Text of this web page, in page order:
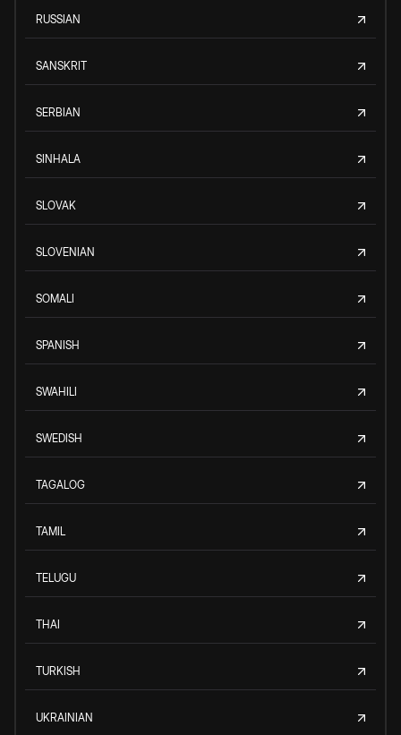
RUSSIAN
SANSKRIT
SERBIAN
SINHALA
SLOVAK
SLOVENIAN
SOMALI
SPANISH
SWAHILI
SWEDISH
TAGALOG
TAMIL
TELUGU
THAI
TURKISH
UKRAINIAN